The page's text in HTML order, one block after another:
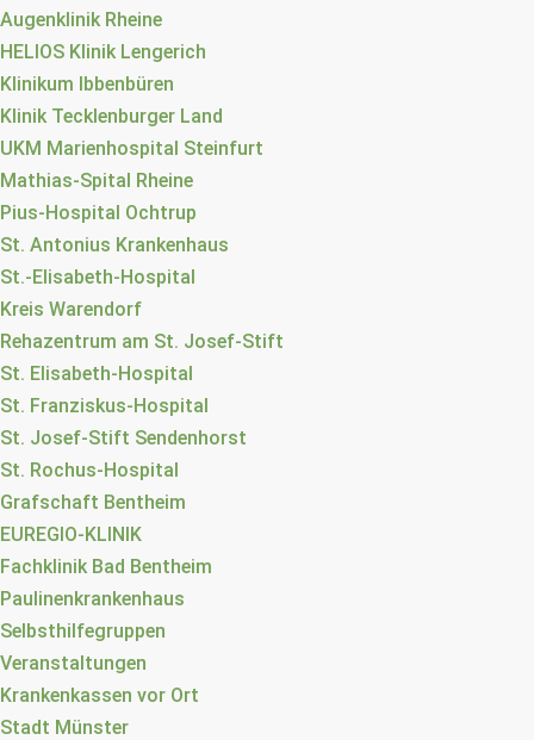
Augenklinik Rheine
HELIOS Klinik Lengerich
Klinikum Ibbenbüren
Klinik Tecklenburger Land
UKM Marienhospital Steinfurt
Mathias-Spital Rheine
Pius-Hospital Ochtrup
St. Antonius Krankenhaus
St.-Elisabeth-Hospital
Kreis Warendorf
Rehazentrum am St. Josef-Stift
St. Elisabeth-Hospital
St. Franziskus-Hospital
St. Josef-Stift Sendenhorst
St. Rochus-Hospital
Grafschaft Bentheim
EUREGIO-KLINIK
Fachklinik Bad Bentheim
Paulinenkrankenhaus
Selbsthilfegruppen
Veranstaltungen
Krankenkassen vor Ort
Stadt Münster